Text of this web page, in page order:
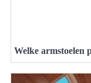
Welke armstoelen